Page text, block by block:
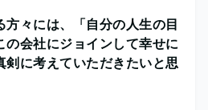
々には、「自分の人生の目
会社にジョインして幸せに
剣に考えていただきたいと思